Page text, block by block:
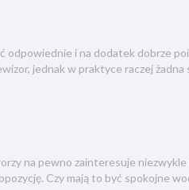
i na dodatek dobrze
jednak w praktyce raczej
na pewno zainteresuje
Czy mają to być spokojne